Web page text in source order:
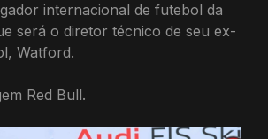
internacional de futebol da
será o diretor técnico de seu ex-
Watford.
Red Bull.